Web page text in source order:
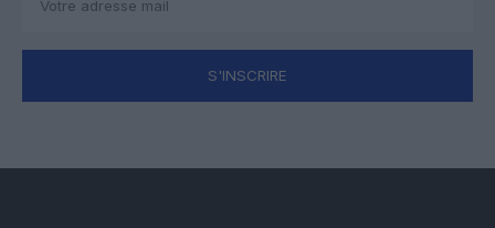
S'INSCRIRE